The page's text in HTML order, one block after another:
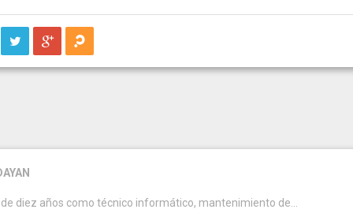
de diez años como técnico informático, mantenimiento de...